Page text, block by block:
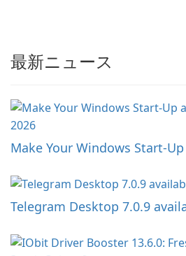
最新ニュース
Make Your Windows Start-
Telegram Desktop 7.0.9